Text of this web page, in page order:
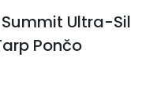
Ultra-Sil
Pončo